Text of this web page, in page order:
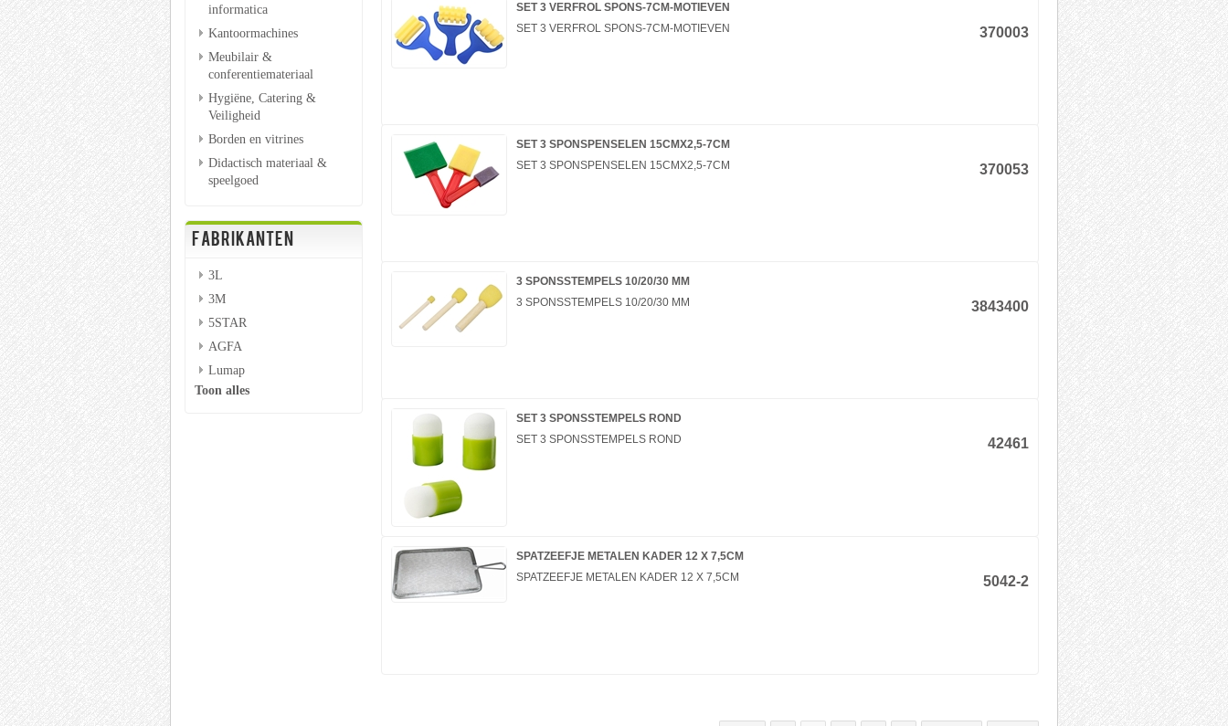
informatica
Kantoormachines
Meubilair &
conferentiemateriaal
Hygiëne, Catering &
Veiligheid
Borden en vitrines
Didactisch materiaal &
speelgoed
FABRIKANTEN
3L
3M
5STAR
AGFA
Lumap
Toon alles
SET 3 VERFROL SPONS-7CM-MOTIEVEN
SET 3 VERFROL SPONS-7CM-MOTIEVEN
370003
SET 3 SPONSPENSELEN 15CMX2,5-7CM
SET 3 SPONSPENSELEN 15CMX2,5-7CM
370053
3 SPONSSTEMPELS 10/20/30 MM
3 SPONSSTEMPELS 10/20/30 MM
3843400
SET 3 SPONSSTEMPELS ROND
SET 3 SPONSSTEMPELS ROND
42461
SPATZEEFJE METALEN KADER 12 X 7,5CM
SPATZEEFJE METALEN KADER 12 X 7,5CM
5042-2